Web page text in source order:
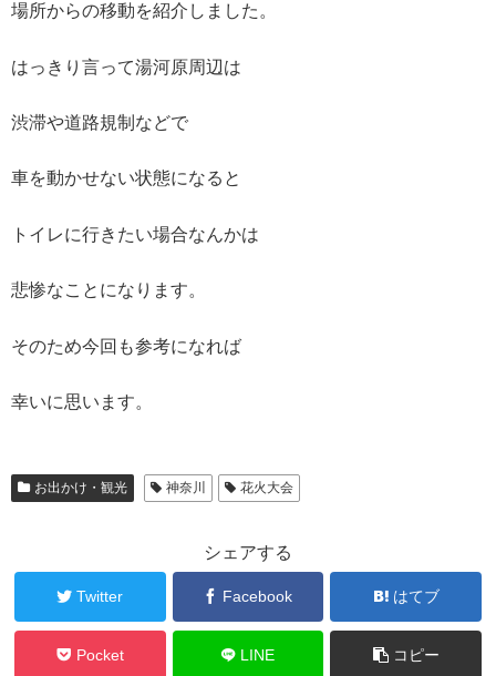
場所からの移動を紹介しました。
はっきり言って湯河原周辺は
渋滞や道路規制などで
車を動かせない状態になると
トイレに行きたい場合なんかは
悲惨なことになります。
そのため今回も参考になれば
幸いに思います。
お出かけ・観光 神奈川 花火大会
シェアする
Twitter Facebook はてブ
Pocket LINE コピー